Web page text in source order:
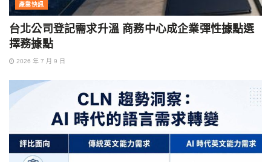
產業快訊
台北公司登記需求升溫 商務中心成企業彈性據點選
擇務據點
2026 年 7 月 9 日